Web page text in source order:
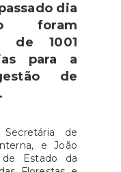
dia
foram
de 1001
para a
de
de
e João
de Estado da